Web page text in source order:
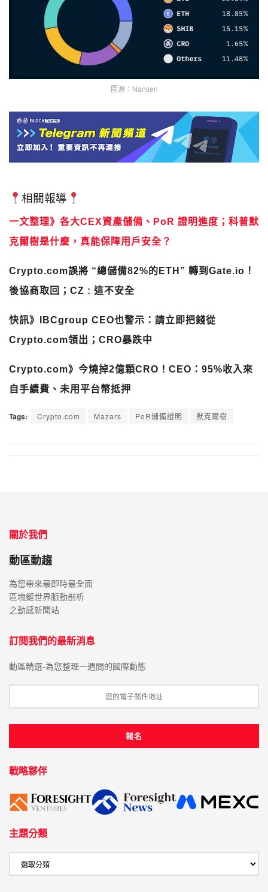
圖源：Nansen
一文整理》各大CEX資產儲備、PoR 證明進度；科普默
克爾樹是什麼，真能保障用戶安全？
Crypto.com誤將 “總儲備82%的ETH” 轉到Gate.io！
後協商取回；CZ : 這不安全
快訊》IBCgroup CEO也警示：請立即把錢從
Crypto.com領出；CRO暴跌中
Crypto.com》今燒掉2億顆CRO！CEO：95%收入來
自手續費、未用平台幣抵押
Tags: Crypto.com Mazars
關於我們
動區動趨
為您帶來最即時最全面
區塊鏈世界脈動剖析
之動感新聞站
訂閱我們的最新消息
動區精選-為您整理一週間的國際動態
戰略夥伴
主題分類